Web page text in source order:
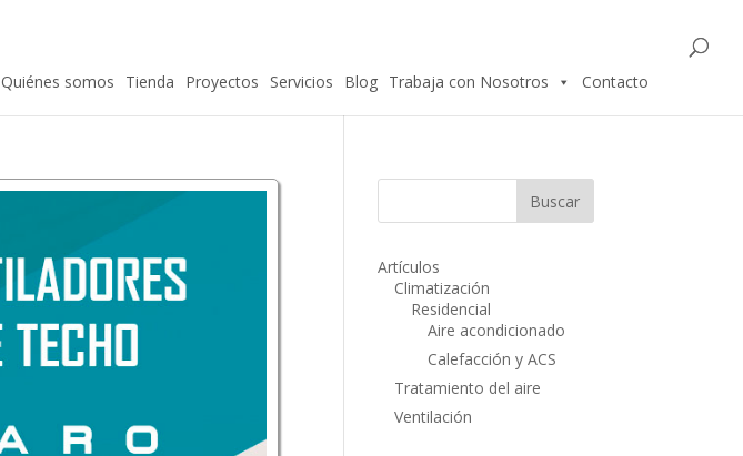
Quiénes somos Tienda Proyectos Servicios Blog Trabaja con Nosotros Contacto
Artículos
Climatización
Residencial
Aire acondicionado
Calefacción y ACS
Tratamiento del aire
Ventilación